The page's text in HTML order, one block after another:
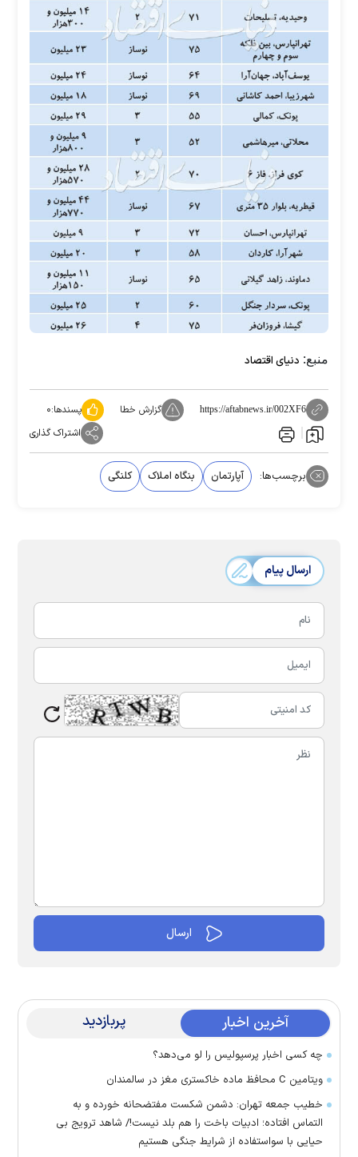
منبع: دنیای اقتصاد
https://aftabnews.ir/002XF6 گزارش خطا پسندها:۰
اشتراک گذاری
برچسب‌ها: آپارتمان بنگاه املاک کلنگی
ارسال پیام
آخرین اخبار پربازدید
چه کسی اخبار پرسپولیس را لو می‌دهد؟
ویتامین C محافظ ماده خاکستری مغز در سالمندان
خطیب جمعه تهران: دشمن شکست مفتضحانه خورده و به
التماس افتاده؛ ادبیات باخت را هم بلد نیست!/ شاهد ترویج بی
حیایی با سواستفاده از شرایط جنگی هستیم